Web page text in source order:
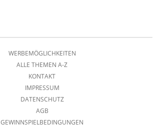
WERBEMÖGLICHKEITEN
ALLE THEMEN A-Z
KONTAKT
IMPRESSUM
DATENSCHUTZ
AGB
GEWINNSPIELBEDINGUNGEN